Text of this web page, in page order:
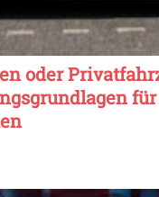
oder
für